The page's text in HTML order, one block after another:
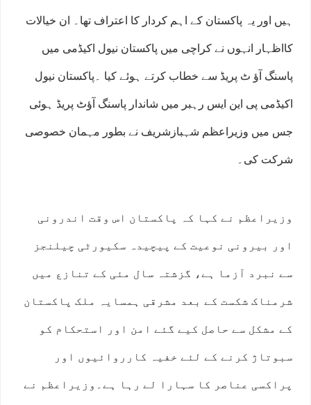
ہیں اور یہ پاکستان کے اہم کردار کا اعتراف تھا۔ ان خیالات
کااظہار انہوں نے کراچی میں پاکستان نیول اکیڈمی میں
پاسنگ آﺅ ٹ پریڈ سے خطاب کرتے ہوئے کیا ۔پاکستان نیول
اکیڈمی پی این ایس رہبر میں شاندار پاسنگ آﺅٹ پریڈ ہوئی
جس میں وزیراعظم شہبازشریف نے بطور مہمان خصوصی
شرکت کی۔
وزیراعظم نے کہا کہ پاکستان اس وقت اندرونی
اور بیرونی نوعیت کے پیچیدہ سکیورٹی چیلنجز
سے نبرد آزما ہے، گزشتہ سال مئی کے تنازع میں
شرمناک شکست کے بعد مشرقی ہمسایہ ملک پاکستان
کے مشکل سے حاصل کیے گئے امن اور استحکام کو
سبوتاژ کرنے کے لئے خفیہ کارروائیوں اور
پراکسی عناصر کا سہارا لے رہا ہے۔وزیراعظم نے